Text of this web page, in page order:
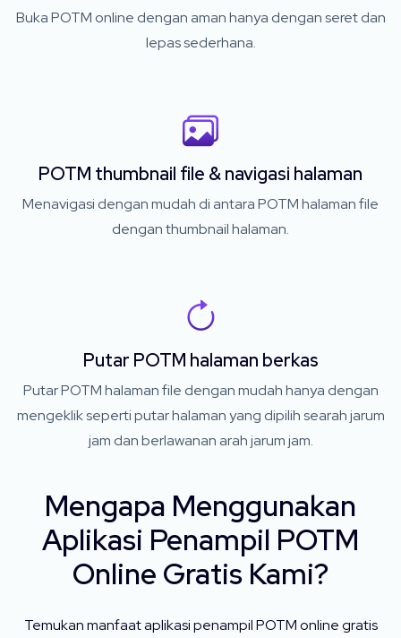
Buka POTM online dengan aman hanya dengan seret dan
lepas sederhana.
POTM thumbnail file & navigasi halaman
Menavigasi dengan mudah di antara POTM halaman file
dengan thumbnail halaman.
Putar POTM halaman berkas
Putar POTM halaman file dengan mudah hanya dengan
mengeklik seperti putar halaman yang dipilih searah jarum
jam dan berlawanan arah jarum jam.
Mengapa Menggunakan
Aplikasi Penampil POTM
Online Gratis Kami?
Temukan manfaat aplikasi penampil POTM online gratis